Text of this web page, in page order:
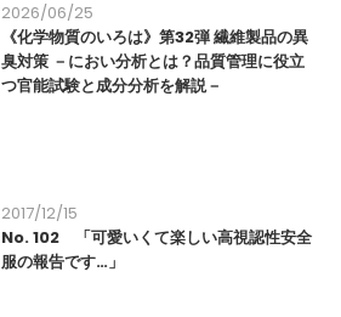
2026/06/25
《化学物質のいろは》第32弾 繊維製品の異
臭対策 －におい分析とは？品質管理に役立
つ官能試験と成分分析を解説－
2017/12/15
No. 102 「可愛いくて楽しい高視認性安全
服の報告です…」